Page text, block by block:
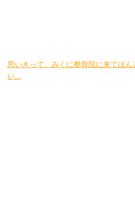
思いきって、みくに整骨院に来てほ
い...